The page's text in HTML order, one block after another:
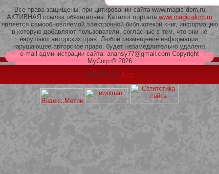
209 Белая кофта из ленточного
кружева
Все права защищены, при цитировании сайта www.magic-dom.ru
АКТИВНАЯ ссылка обязательна. Каталог портала www.magic-dom.ru
является самообновляемой электронной библиотекой книг, информацию
в которую добавляют пользователи, согласные с тем, что они не
нарушают авторских прав. Любое размещение информации,
нарушающее авторское право, будет незамедлительно удалено.
e-mail администрации сайта: anansy77@gmail.com Copyright
MyCorp © 2026
Хостинг от uCoz